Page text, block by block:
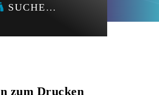
SUCHE…
zum Drucken